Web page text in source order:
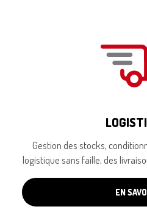
Gestion des stocks,
logistique sans faille, des
EN